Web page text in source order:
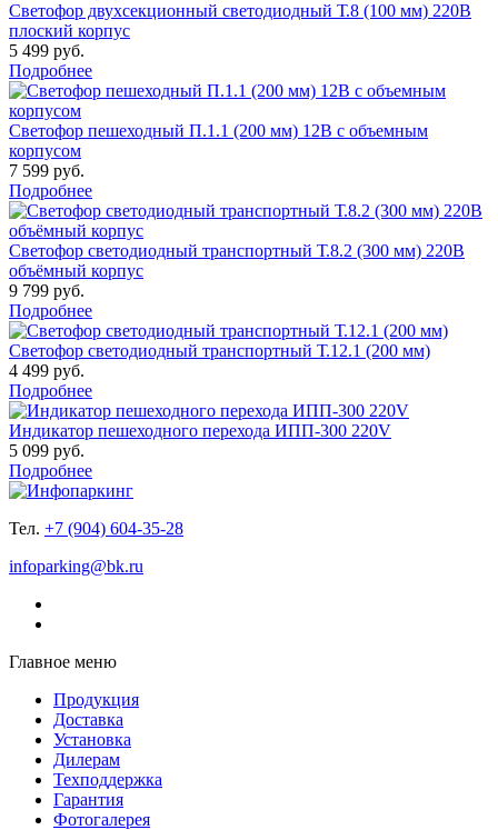
Светофор двухсекционный светодиодный Т.8 (100 мм) 220В
плоский корпус
5 499 руб.
Подробнее
Светофор пешеходный П.1.1 (200 мм) 12В с объемным
корпусом
7 599 руб.
Подробнее
Светофор светодиодный транспортный Т.8.2 (300 мм) 220В
объёмный корпус
9 799 руб.
Подробнее
Светофор светодиодный транспортный Т.12.1 (200 мм)
4 499 руб.
Подробнее
Индикатор пешеходного перехода ИПП-300 220V
5 099 руб.
Подробнее
Тел. +7 (904) 604-35-28
infoparking@bk.ru
Главное меню
Продукция
Доставка
Установка
Дилерам
Техподдержка
Гарантия
Фотогалерея